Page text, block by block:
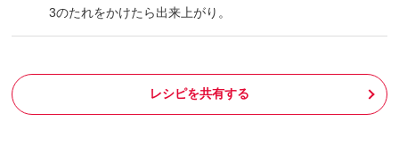
3のたれをかけたら出来上がり。
レシピを共有する